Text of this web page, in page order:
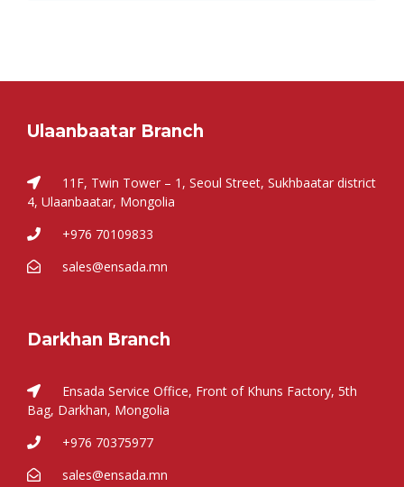
Ulaanbaatar Branch
11F, Twin Tower – 1, Seoul Street, Sukhbaatar district
4, Ulaanbaatar, Mongolia
+976 70109833
sales@ensada.mn
Darkhan Branch
Ensada Service Office, Front of Khuns Factory, 5th
Bag, Darkhan, Mongolia
+976 70375977
sales@ensada.mn